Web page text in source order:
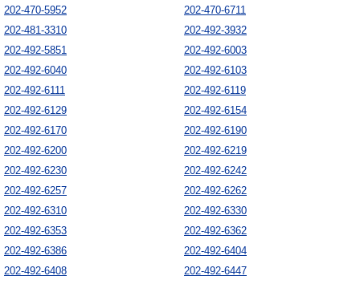
202-470-5952
202-470-6711
202-481-3310
202-492-3932
202-492-5851
202-492-6003
202-492-6040
202-492-6103
202-492-6111
202-492-6119
202-492-6129
202-492-6154
202-492-6170
202-492-6190
202-492-6200
202-492-6219
202-492-6230
202-492-6242
202-492-6257
202-492-6262
202-492-6310
202-492-6330
202-492-6353
202-492-6362
202-492-6386
202-492-6404
202-492-6408
202-492-6447